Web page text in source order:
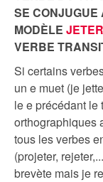
SE CONJUGUE
MODÈLE JETER
VERBE
Si certains
un e muet (je
le e précédant le
orthographiques
tous les verbes
(projeter,
brevète mais je